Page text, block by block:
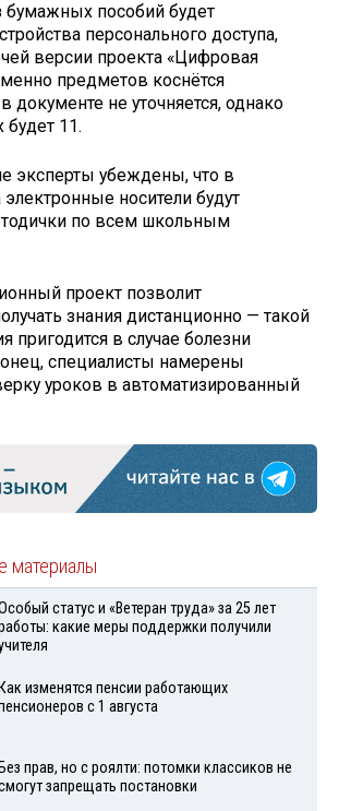
пособий будет
персонального доступа,
версии проекта «Цифровая
предметов коснётся
документе не уточняется, однако
будет 11.
эксперты убеждены, что в
носители будут
по всем школьным
проект позволит
знания дистанционно — такой
пригодится в случае болезни
специалисты намерены
уроков в автоматизированный
материалы
статус и «Ветеран труда» за 25 лет
какие меры поддержки получили
Как изменятся пенсии работающих
с 1 августа
Без прав, но с роялти: потомки классиков не
запрещать постановки